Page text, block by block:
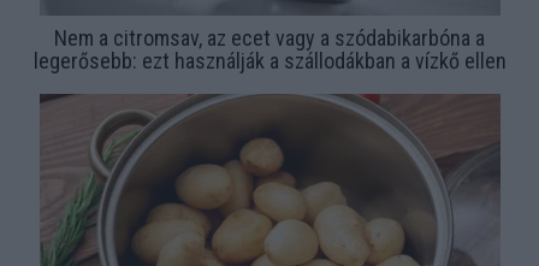
Nem a citromsav, az ecet vagy a szódabikarbóna a
legerősebb: ezt használják a szállodákban a vízkő ellen